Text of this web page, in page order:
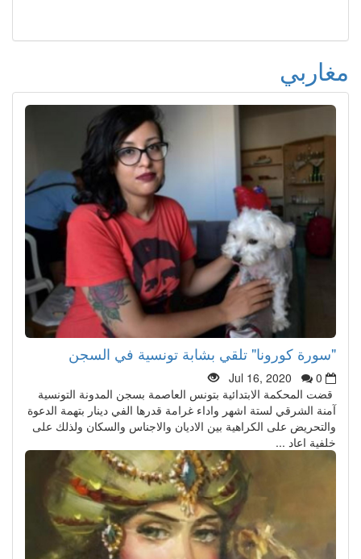
مغاربي
"سورة كورونا" تلقي بشابة تونسية في السجن
Jul 16, 2020
0
قضت المحكمة الابتدائية بتونس العاصمة بسجن المدونة التونسية
آمنة الشرقي لستة اشهر واداء غرامة قدرها الفي دينار بتهمة الدعوة
والتحريض على الكراهية بين الاديان والاجناس والسكان ولذلك على
خلفية اعاد ...